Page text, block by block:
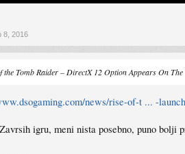
8, 2016
the Tomb Raider – DirectX 12 Option Appears On The
news/rise-of-t ... -
igru, meni nista posebno, puno bolji